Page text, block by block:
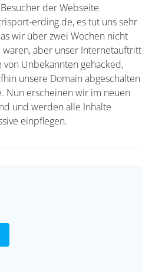
der Webseite
erding.de, es tut uns sehr
wir über zwei Wochen nicht
waren, aber unser Internetauftritt
von Unbekannten gehacked,
unsere Domain abgeschalten
Nun erscheinen wir im neuen
und werden alle Inhalte
einpflegen.